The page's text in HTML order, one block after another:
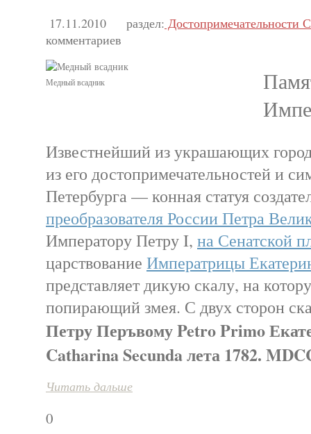
17.11.2010 раздел: Достопримечательности
комментариев
Медный всадник
Известнейший из украшающих
из его достопримечательностей и
Петербурга — конная статуя
преобразователя России Петра
Императору Петру I, на Сенатской
царствование Императрицы
представляет дикую скалу, на
попирающий змея. С двух сторон
Петру Перъвому Petro Primo
Catharina Secunda лета 1782.
Читать дальше
0